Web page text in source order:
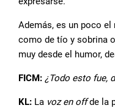
Además, es un poco
como de tío y sobrina
muy desde el humor,
FICM: ¿Todo esto fue,
KL: La voz en offde la